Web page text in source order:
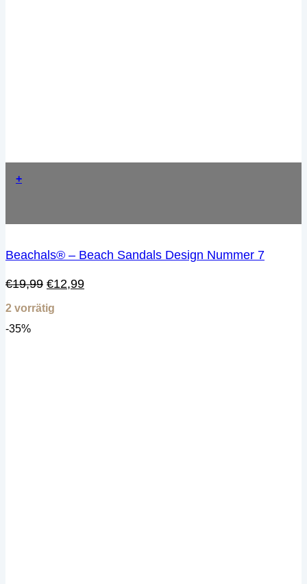
+
Beachals® – Beach Sandals Design Nummer 7
€19,99 Ursprünglicher
war:
€12,99Aktueller
2 vorrätig
-35%